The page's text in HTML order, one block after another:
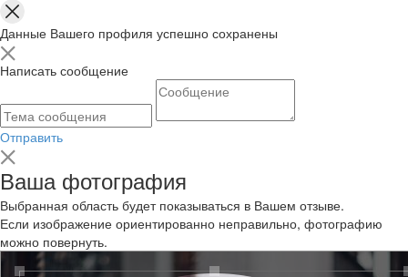
Данные Вашего профиля успешно сохранены
Написать сообщение
Отправить
Ваша фотография
Выбранная область будет показываться в Вашем отзыве.
Если изображение ориентированно неправильно, фотографию
можно повернуть.